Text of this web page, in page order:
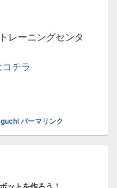
レーニングセンタ
コチラ
パーマリンク